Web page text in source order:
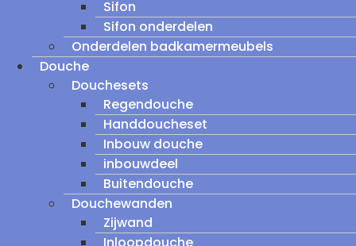
Sifon
Sifon onderdelen
Onderdelen badkamermeubels
Douche
Douchesets
Regendouche
Handdoucheset
Inbouw douche
inbouwdeel
Buitendouche
Douchewanden
Zijwand
Inloopdouche